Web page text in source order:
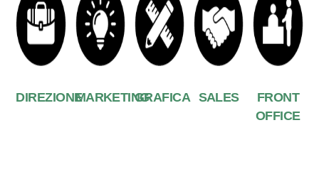
DIREZIONEMARKETINGGRAFICA SALES
FRONT
OFFICE